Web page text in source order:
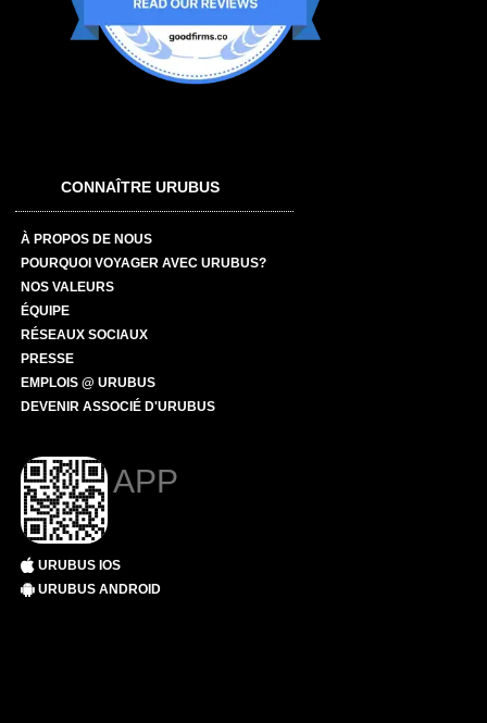
CONNAÎTRE URUBUS
À PROPOS DE NOUS
POURQUOI VOYAGER AVEC URUBUS?
NOS VALEURS
ÉQUIPE
RÉSEAUX SOCIAUX
PRESSE
EMPLOIS @ URUBUS
DEVENIR ASSOCIÉ D'URUBUS
APP
URUBUS IOS
URUBUS ANDROID